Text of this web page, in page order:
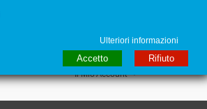
Il Mio Account
Ulteriori informazioni
Accetto Rifiuto